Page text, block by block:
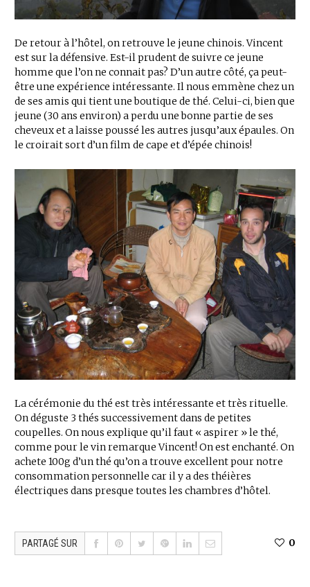
De retour à l’hôtel, on retrouve le jeune chinois. Vincent
est sur la défensive. Est-il prudent de suivre ce jeune
homme que l’on ne connait pas? D’un autre côté, ça peut-
être une expérience intéressante. Il nous emmène chez un
de ses amis qui tient une boutique de thé. Celui-ci, bien que
jeune (30 ans environ) a perdu une bonne partie de ses
cheveux et a laisse poussé les autres jusqu’aux épaules. On
le croirait sort d’un film de cape et d’épée chinois!
La cérémonie du thé est très intéressante et très rituelle.
On déguste 3 thés successivement dans de petites
coupelles. On nous explique qu’il faut « aspirer » le thé,
comme pour le vin remarque Vincent! On est enchanté. On
achete 100g d’un thé qu’on a trouve excellent pour notre
consommation personnelle car il y a des théières
électriques dans presque toutes les chambres d’hôtel.
PARTAGÉ SUR 0